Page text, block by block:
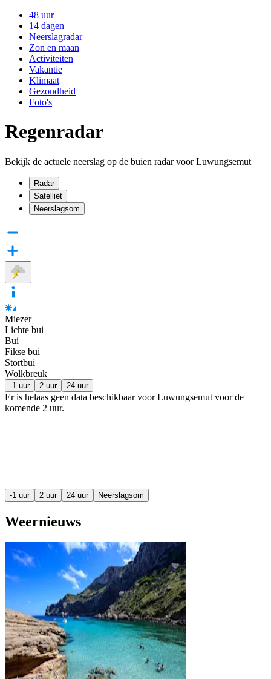
48 uur
14 dagen
Neerslagradar
Zon en maan
Activiteiten
Vakantie
Klimaat
Gezondheid
Foto's
Regenradar
Bekijk de actuele neerslag op de buien radar voor Luwungsemut
Radar
Satelliet
Neerslagsom
Miezer
Lichte bui
Bui
Fikse bui
Stortbui
Wolkbreuk
-1 uur 2 uur 24 uur
Er is helaas geen data beschikbaar voor Luwungsemut voor de
komende 2 uur.
-1 uur 2 uur 24 uur Neerslagsom
Weernieuws